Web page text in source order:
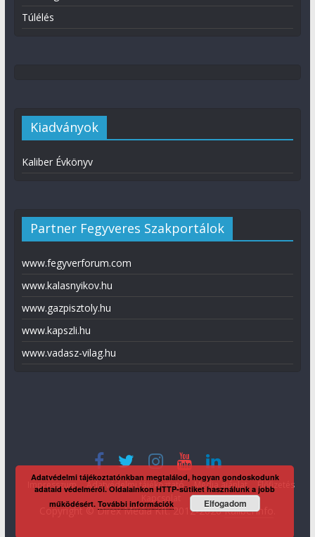
Túlélés
Kiadványok
Kaliber Évkönyv
Partner Fegyveres Szakportálok
www.fegyverforum.com
www.kalasnyikov.hu
www.gazpisztoly.hu
www.kapszli.hu
www.vadasz-vilag.hu
Impresszum Adatvédelmi tájékoztató Média ajánlat
Előfizetés
Copyright © Direx Média Kft. 2012-2026KaliberInfo
Adatvédelmi tájékoztatónkban megtalálod, hogyan gondoskodunk
adataid védelméről. Oldalainkon HTTP-sütiket használunk a jobb
működésért.További információk Elfogadom